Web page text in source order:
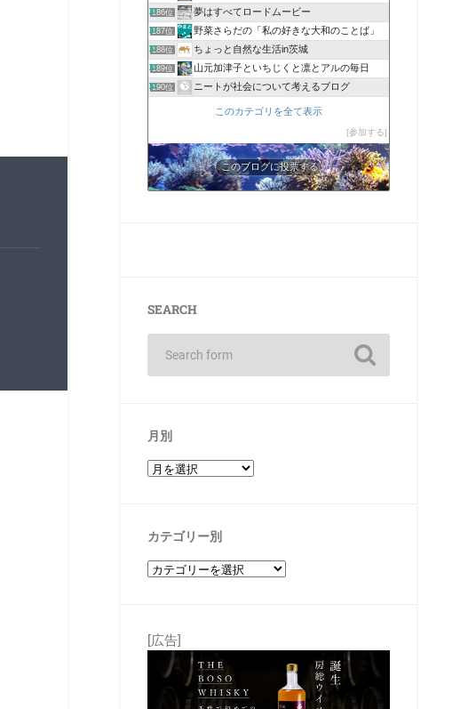
186位 夢はすべてロードムービー
187位 野菜さらだの「私の好きな大和のことば」
188位 ちょっと自然な生活in茨城
189位 山元加津子といちじくと凛とアルの毎日
190位 ニートが社会について考えるブログ
このカテゴリを全て表示
参加する
このブログに投票する
SEARCH
月別
カテゴリー別
[広告]